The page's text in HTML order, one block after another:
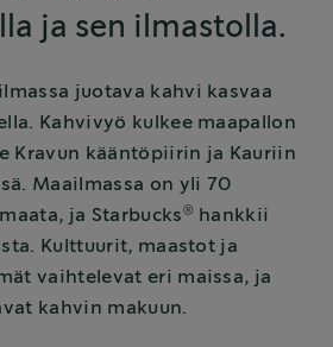
ja sen ilmastolla.
juotava kahvi kasvaa
Kahvivyö kulkee maapallon
Kravun kääntöpiirin ja Kauriin
Maailmassa on yli 70
ja Starbucks ®
hankkii
Kulttuurit, maastot ja
vaihtelevat eri maissa, ja
kahvin makuun.